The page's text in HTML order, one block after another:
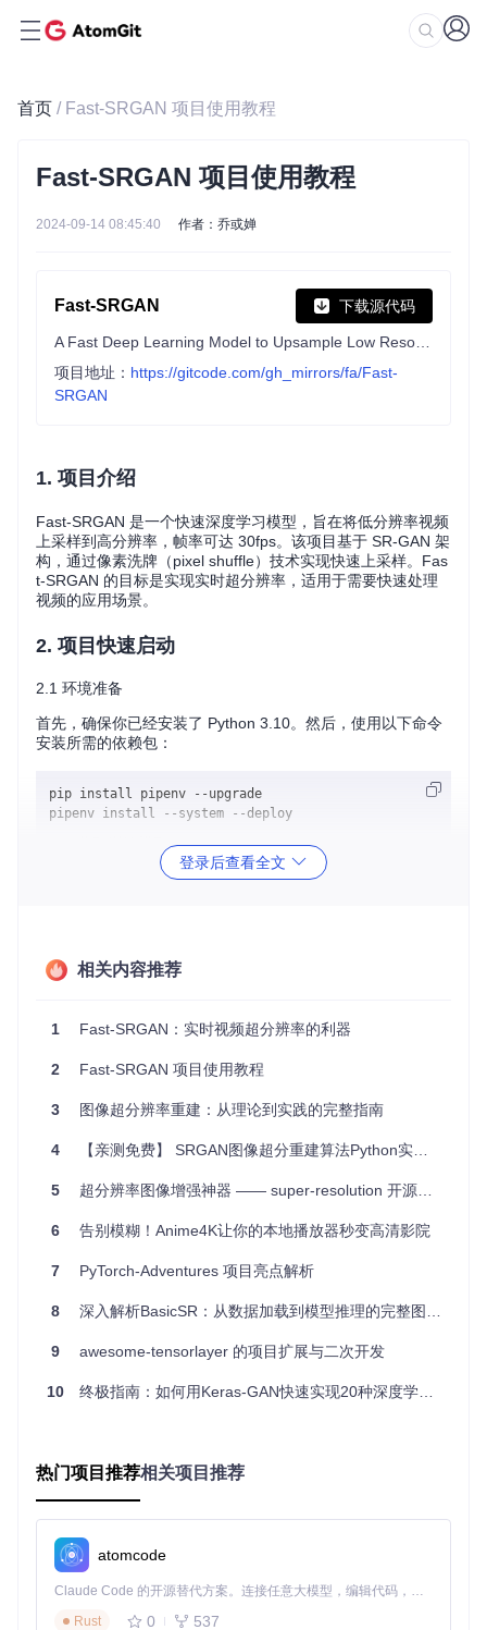
首页 / Fast-SRGAN 项目使用教程
Fast-SRGAN 项目使用教程
2024-09-14 08:45:40 作者：乔或婵
Fast-SRGAN 下载源代码
项目地址： https://gitcode.com/gh_mirrors/fa/Fast-
SRGAN
1. 项目介绍
Fast-SRGAN 是一个快速深度学习模型，旨在将低分辨率视频
上采样到高分辨率，帧率可达 30fps。该项目基于 SR-GAN 架
构，通过像素洗牌（pixel shuffle）技术实现快速上采样。Fas
t-SRGAN 的目标是实现实时超分辨率，适用于需要快速处理
视频的应用场景。
2. 项目快速启动
2.1 环境准备
首先，确保你已经安装了 Python 3.10。然后，使用以下命令
安装所需的依赖包：
pip install pipenv --upgrade
2.2 下载预训练模型
项目提供了在 DIV2k 数据集上预训练的生成器模型。你可以从
使用以下命令运行推理，将低分辨率图像转换为高分辨率图
python inference.py --image_dir 'path/to/your/image/
3. 应用案例和最佳实践
3.1 视频增强
辨率视频，提升视频质量。例如，在监控视频中，使用 Fast-S
在图像修复领域，Fast-SRGAN 可以用于恢复低分辨率图像的
细节，使其看起来更加清晰和真实。这对于老照片修复、医学
图像处理等领域具有重要意义。
3.3 实时应用
由于 Fast-SRGAN 的高速度特性，它非常适合用于实时应
4. 典型生态项目
4.1 TensorFlow
Fast-SRGAN 基于 TensorFlow 框架开发，充分利用了 Tensor
Flow 的强大功能和生态系统。TensorFlow 提供了丰富的工具
和库，支持深度学习模型的开发和部署。
登录后查看全文
相关内容推荐
1 Fast-SRGAN：实时视频超分辨率的利器
2 Fast-SRGAN 项目使用教程
3 图像超分辨率重建：从理论到实践的完整指南
4 【亲测免费】 SRGAN图像超分重建算法Python实现（含数据集代码）
5 超分辨率图像增强神器 —— super-resolution 开源项目探秘
6 告别模糊！Anime4K让你的本地播放器秒变高清影院
7 PyTorch-Adventures 项目亮点解析
8 深入解析BasicSR：从数据加载到模型推理的完整图像视频复原工具箱指南
9 awesome-tensorlayer 的项目扩展与二次开发
10 终极指南：如何用Keras-GAN快速实现20种深度学习图像生成模型
热门项目推荐相关项目推荐
atomcode
Claude Code 的开源替代方案。连接任意大模型，编辑代码，运行命令，自动验证 — 全自动执行。用 Rust 构建，极致性能。 ｜ An open-source alternative to Claude Code. Connect any LLM, edit code, run commands, and verify changes — autonomously. Built in Rust for speed. Get Started
Rust
0 537